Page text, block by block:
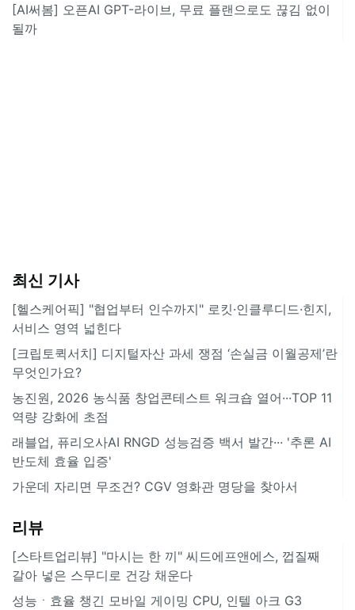
[AI써봄] 오픈AI GPT-라이브, 무료 플랜으로도 끊김 없이
될까
최신 기사
[헬스케어픽] "협업부터 인수까지" 로킷·인클루디드·힌지,
서비스 영역 넓힌다
[크립토퀵서치] 디지털자산 과세 쟁점 ‘손실금 이월공제’란
무엇인가요?
농진원, 2026 농식품 창업콘테스트 워크숍 열어···TOP 11
역량 강화에 초점
래블업, 퓨리오사AI RNGD 성능검증 백서 발간··· '추론 AI
반도체 효율 입증'
가운데 자리면 무조건? CGV 영화관 명당을 찾아서
리뷰
[스타트업리뷰] "마시는 한 끼" 씨드에프앤에스, 껍질째
갈아 넣은 스무디로 건강 채운다
성능ㆍ효율 챙긴 모바일 게이밍 CPU, 인텔 아크 G3